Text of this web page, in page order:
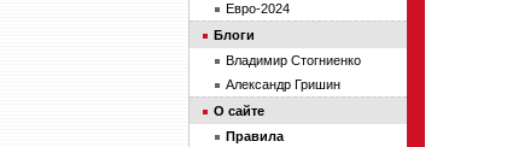
Евро-2024
Блоги
Владимир Стогниенко
Александр Гришин
О сайте
Правила